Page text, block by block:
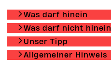
Was darf hinein
Was darf nicht hinein
Unser Tipp
Allgemeiner Hinweis